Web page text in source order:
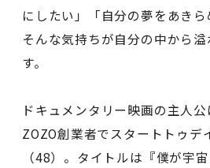
にしたい」「自分の夢をあきら
そんな気持ちが自分の中から
す。
ドキュメンタリー映画の主人
ZOZO創業者でスタートトゥデ
（48）。タイトルは『僕が宇